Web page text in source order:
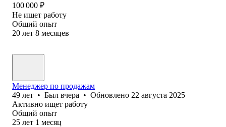
100 000 ₽
Не ищет работу
Общий опыт
20 лет 8 месяцев
Менеджер по продажам
49 лет • Был вчера • Обновлено 22 августа 2025
Активно ищет работу
Общий опыт
25 лет 1 месяц